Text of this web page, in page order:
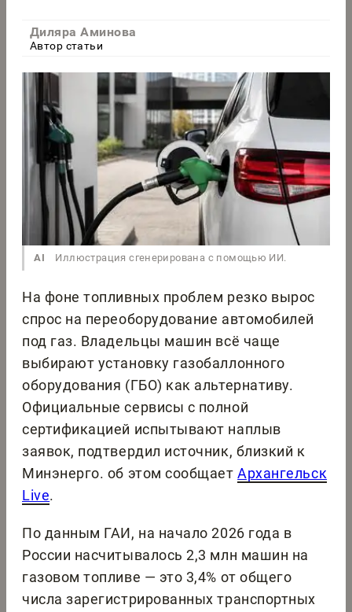
Диляра Аминова
Автор статьи
AI Иллюстрация сгенерирована с помощью ИИ.
На фоне топливных проблем резко вырос
спрос на переоборудование автомобилей
под газ. Владельцы машин всё чаще
выбирают установку газобаллонного
оборудования (ГБО) как альтернативу.
Официальные сервисы с полной
сертификацией испытывают наплыв
заявок, подтвердил источник, близкий к
Минэнерго. об этом сообщаетАрхангельск
Live.
По данным ГАИ, на начало 2026 года в
России насчитывалось 2,3 млн машин на
газовом топливе — это 3,4% от общего
числа зарегистрированных транспортных